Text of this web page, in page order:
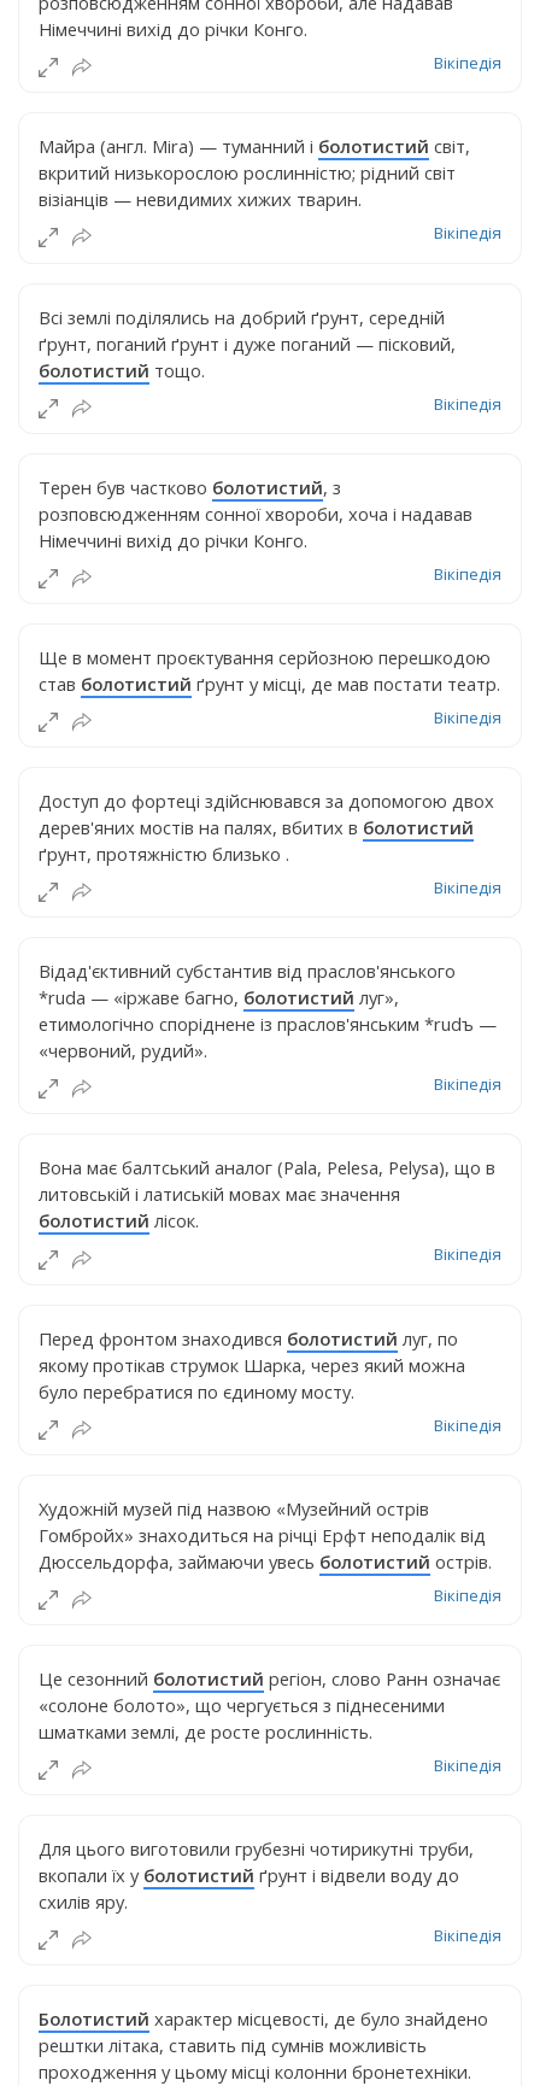
Німеччині вихід до річки Конго.
Вікіпедія
Майра (англ. Mira) — туманний і болотистий світ,
вкритий низькорослою рослинністю; рідний світ
візіанців — невидимих хижих тварин.
Вікіпедія
Всі землі поділялись на добрий ґрунт, середній
ґрунт, поганий ґрунт і дуже поганий — пісковий,
болотистий тощо.
Вікіпедія
Терен був частково болотистий, з
розповсюдженням сонної хвороби, хоча і надавав
Німеччині вихід до річки Конго.
Вікіпедія
Ще в момент проєктування серйозною перешкодою
став болотистий ґрунт у місці, де мав постати театр.
Вікіпедія
Доступ до фортеці здійснювався за допомогою двох
дерев'яних мостів на палях, вбитих в болотистий
ґрунт, протяжністю близько .
Вікіпедія
Відад'єктивний субстантив від праслов'янського
*ruda — «іржаве багно, болотистий луг»,
етимологічно споріднене із праслов'янським *rudъ —
«червоний, рудий».
Вікіпедія
Вона має балтський аналог (Pala, Pelesa, Pelysa), що в
литовській і латиській мовах має значення
болотистий лісок.
Вікіпедія
Перед фронтом знаходився болотистий луг, по
якому протікав струмок Шарка, через який можна
було перебратися по єдиному мосту.
Вікіпедія
Художній музей під назвою «Музейний острів
Гомбройх» знаходиться на річці Ерфт неподалік від
Дюссельдорфа, займаючи увесь болотистий острів.
Вікіпедія
Це сезонний болотистий регіон, слово Ранн означає
«солоне болото», що чергується з піднесеними
шматками землі, де росте рослинність.
Вікіпедія
Для цього виготовили грубезні чотирикутні труби,
вкопали їх у болотистий ґрунт і відвели воду до
схилів яру.
Вікіпедія
Болотистий характер місцевості, де було знайдено
рештки літака, ставить під сумнів можливість
проходження у цьому місці колонни бронетехніки.